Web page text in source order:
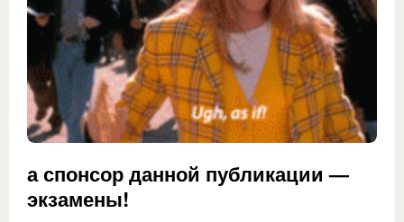
а спонсор данной публикации —
экзамены!